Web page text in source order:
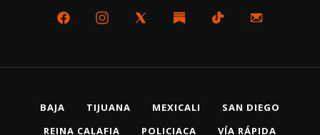
BAJA TIJUANA MEXICALI
SAN DIEGO
REINA CALAFIA
POLICIACA VÍA RÁPIDA